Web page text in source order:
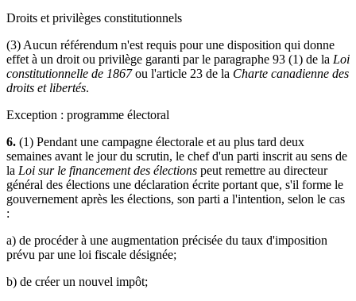
Droits et privilèges constitutionnels
(3) Aucun référendum n'est requis pour une disposition qui donne
effet à un droit ou privilège garanti par le paragraphe 93 (1) de la Loi
constitutionnelle de 1867ou l'article 23 de la Charte canadienne des
droits et libertés.
Exception : programme électoral
6. (1) Pendant une campagne électorale et au plus tard deux
semaines avant le jour du scrutin, le chef d'un parti inscrit au sens de
la Loi sur le financement des élections peut remettre au directeur
général des élections une déclaration écrite portant que, s'il forme le
gouvernement après les élections, son parti a l'intention, selon le cas
:
a) de procéder à une augmentation précisée du taux d'imposition
prévu par une loi fiscale désignée;
b) de créer un nouvel impôt;